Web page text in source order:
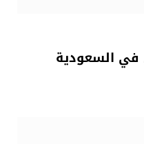
السعودية